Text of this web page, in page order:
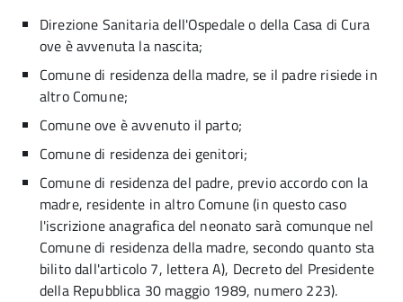
Direzione Sanitaria dell'Ospedale o della Casa di Cura
ove è avvenuta la nascita;
Comune di residenza della madre, se il padre risiede in
altro Comune;
Comune ove è avvenuto il parto;
Comune di residenza dei genitori;
Comune di residenza del padre, previo accordo con la
madre, residente in altro Comune (in questo caso
l'iscrizione anagrafica del neonato sarà comunque nel
Comune di residenza della madre, secondo quanto sta
bilito dall'articolo 7, lettera A), Decreto del Presidente
della Repubblica 30 maggio 1989, numero 223).